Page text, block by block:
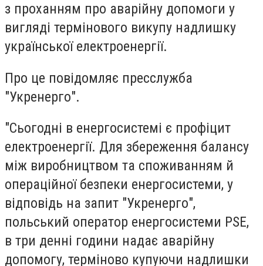
з проханням про аварійну допомоги у
вигляді термінового викупу надлишку
української електроенергії.
Про це повідомляє пресслужба
"Укренерго".
"Сьогодні в енергосистемі є профіцит
електроенергії. Для збереження балансу
між виробництвом та споживанням й
операційної безпеки енергосистеми, у
відповідь на запит "Укренерго",
польський оператор енергосистеми PSE,
в три денні години надає аварійну
допомогу, терміново купуючи надлишки